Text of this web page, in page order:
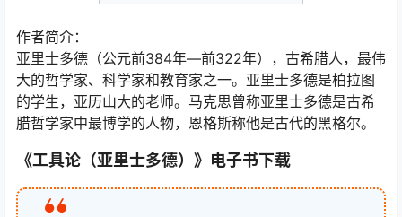
作者简介：
亚里士多德（公元前384年—前322年），古希腊人，最伟
大的哲学家、科学家和教育家之一。亚里士多德是柏拉图
的学生，亚历山大的老师。马克思曾称亚里士多德是古希
腊哲学家中最博学的人物，恩格斯称他是古代的黑格尔。
《工具论（亚里士多德）》电子书下载